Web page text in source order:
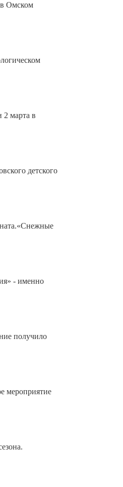
в Омском
2 марта в
детского
- именно
получило
мероприятие